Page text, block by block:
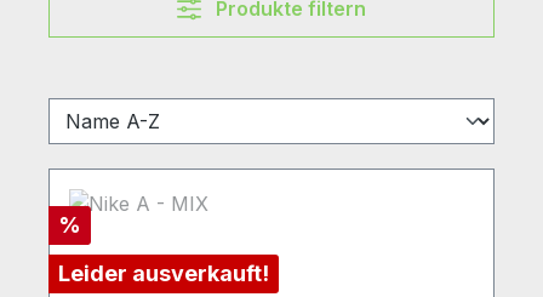
Produkte filtern
Rabatt
%
Leider ausverkauft!